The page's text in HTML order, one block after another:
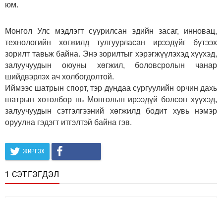
юм.
Монгол Улс мэдлэгт суурилсан эдийн засаг, инновац,
технологийн хөгжилд тулгуурласан ирээдүйг бүтээх
зорилт тавьж байна. Энэ зорилтыг хэрэгжүүлэхэд хүүхэд,
залуучуудын оюуны хөгжил, боловсролын чанар
шийдвэрлэх ач холбогдолтой.
Иймээс шатрын спорт, тэр дундаа сургуулийн орчин дахь
шатрын хөтөлбөр нь Монголын ирээдүй болсон хүүхэд,
залуучуудын сэтгэлгээний хөгжилд бодит хувь нэмэр
оруулна гэдэгт итгэлтэй байна гэв.
ЖИРГЭХ
1 СЭТГЭГДЭЛ